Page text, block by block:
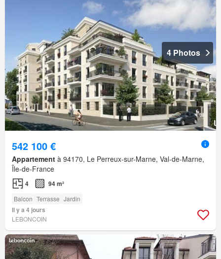
4 Photos
542 100 €
Appartement à 94170, Le Perreux-sur-Marne, Val-de-Marne,
Île-de-France
4 94 m²
Balcon Terrasse Jardin
Il y a 4 jours
LEBONCOIN